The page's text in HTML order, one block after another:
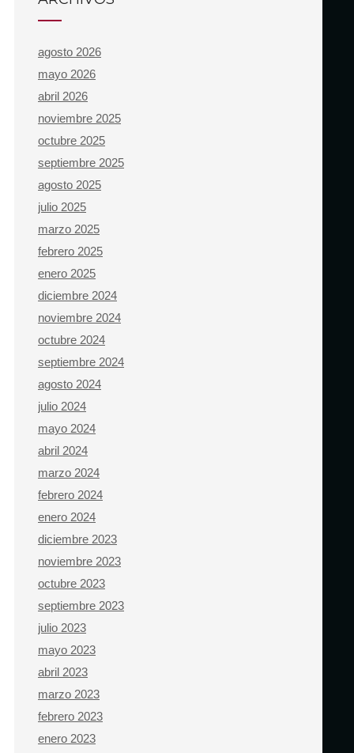
agosto 2026
mayo 2026
abril 2026
noviembre 2025
octubre 2025
septiembre 2025
agosto 2025
julio 2025
marzo 2025
febrero 2025
enero 2025
diciembre 2024
noviembre 2024
octubre 2024
septiembre 2024
agosto 2024
julio 2024
mayo 2024
abril 2024
marzo 2024
febrero 2024
enero 2024
diciembre 2023
noviembre 2023
octubre 2023
septiembre 2023
julio 2023
mayo 2023
abril 2023
marzo 2023
febrero 2023
enero 2023